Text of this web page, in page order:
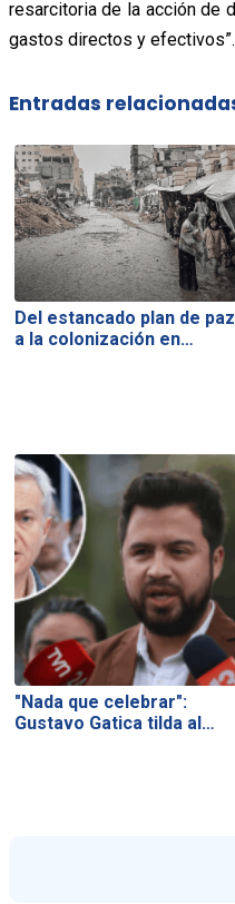
resarcitoria de la acción de
gastos directos y efectivos”.
Entradas
Del estancado plan de paz
a la colonización en…
"Nada que celebrar":
Gustavo Gatica tilda al…